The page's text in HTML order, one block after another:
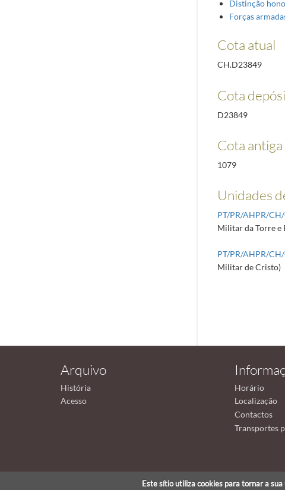
Distinção
Forças
Cota atual
CH.D23849
Cota
D23849
Cota antiga
1079
Unidades
PT/PR/AHPR/
Militar da Torre e
PT/PR/AHPR/
Militar de Cristo)
Arquivo
História
Acesso
Horário
Localização
Contactos
Transportes
Este sítio utiliza cookies para tornar a